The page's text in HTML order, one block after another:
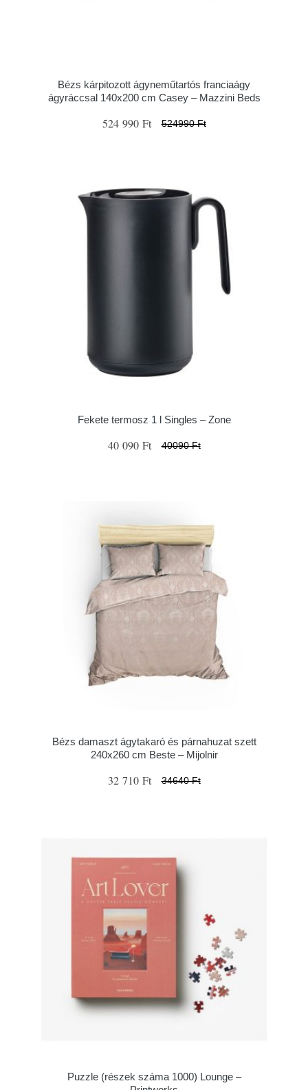
Bézs kárpitozott ágyneműtartós franciaágy
ágyráccsal 140x200 cm Casey – Mazzini Beds
524 990 Ft 524990 Ft
Fekete termosz 1 l Singles – Zone
40 090 Ft 40090 Ft
Bézs damaszt ágytakaró és párnahuzat szett
240x260 cm Beste – Mijolnir
32 710 Ft 34640 Ft
Puzzle (részek száma 1000) Lounge –